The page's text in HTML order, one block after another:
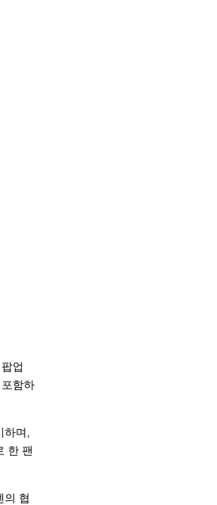
업
함하
며,
한 팬
의 협